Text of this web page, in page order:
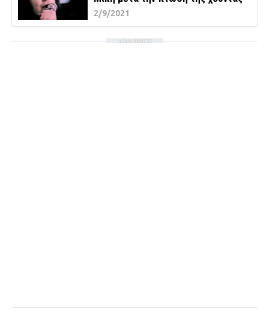
2/9/2021
ΔΙΑΦΗΜΙΣΗ